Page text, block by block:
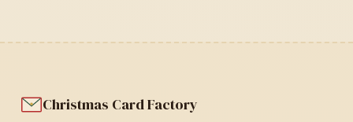
Christmas Card Factory